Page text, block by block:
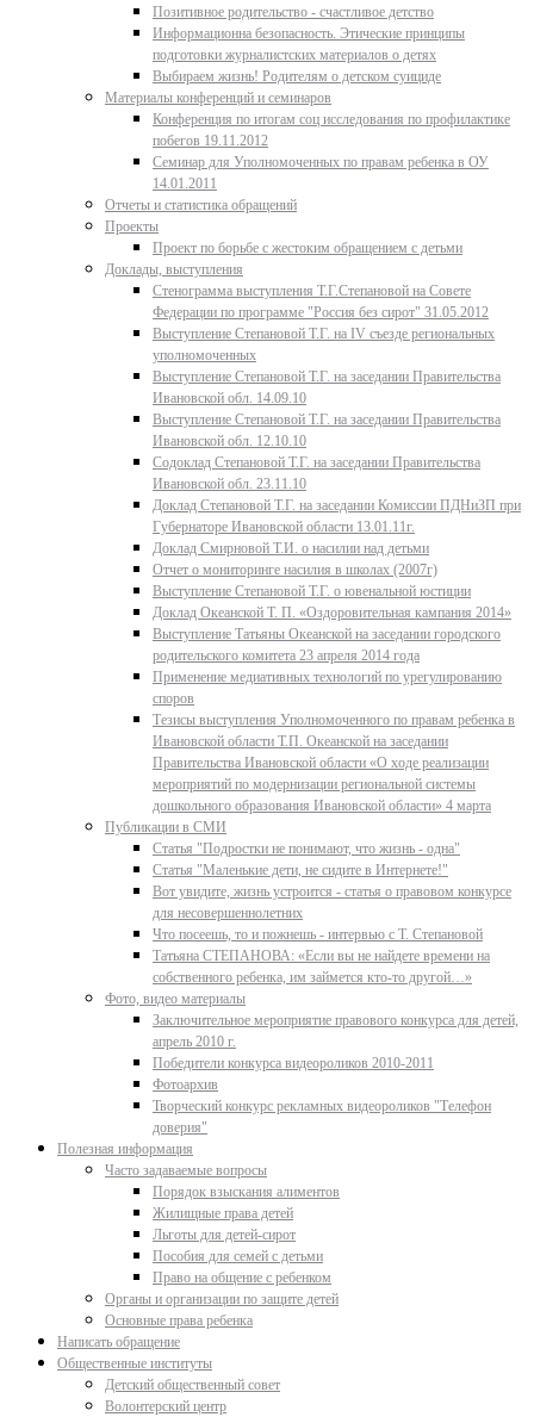
Позитивное родительство - счастливое детство
Информационна безопасность. Этические принципы
подготовки журналистских материалов о детях
Выбираем жизнь! Родителям о детском суициде
Материалы конференций и семинаров
Конференция по итогам соц исследования по профилактике
побегов 19.11.2012
Семинар для Уполномоченных по правам ребенка в ОУ
14.01.2011
Отчеты и статистика обращений
Проекты
Проект по борьбе с жестоким обращением с детьми
Доклады, выступления
Стенограмма выступления Т.Г.Степановой на Совете
Федерации по программе "Россия без сирот" 31.05.2012
Выступление Степановой Т.Г. на IV съезде региональных
уполномоченных
Выступление Степановой Т.Г. на заседании Правительства
Ивановской обл. 14.09.10
Выступление Степановой Т.Г. на заседании Правительства
Ивановской обл. 12.10.10
Содоклад Степановой Т.Г. на заседании Правительства
Ивановской обл. 23.11.10
Доклад Степановой Т.Г. на заседании Комиссии ПДНиЗП при
Губернаторе Ивановской области 13.01.11г.
Доклад Смирновой Т.И. о насилии над детьми
Отчет о мониторинге насилия в школах (2007г)
Выступление Степановой Т.Г. о ювенальной юстиции
Доклад Океанской Т. П. «Оздоровительная кампания 2014»
Выступление Татьяны Океанской на заседании городского
родительского комитета 23 апреля 2014 года
Применение медиативных технологий по урегулированию
споров
Тезисы выступления Уполномоченного по правам ребенка в
Ивановской области Т.П. Океанской на заседании
Правительства Ивановской области «О ходе реализации
мероприятий по модернизации региональной системы
дошкольного образования Ивановской области» 4 марта
Публикации в СМИ
Статья "Подростки не понимают, что жизнь - одна"
Статья "Маленькие дети, не сидите в Интернете!"
Вот увидите, жизнь устроится - статья о правовом конкурсе
для несовершеннолетних
Что посеешь, то и пожнешь - интервью с Т. Степановой
Татьяна СТЕПАНОВА: «Если вы не найдете времени на
собственного ребенка, им займется кто-то другой…»
Фото, видео материалы
Заключительное мероприятие правового конкурса для детей,
апрель 2010 г.
Победители конкурса видеороликов 2010-2011
Фотоархив
Творческий конкурс рекламных видеороликов "Телефон
доверия"
Полезная информация
Часто задаваемые вопросы
Порядок взыскания алиментов
Жилищные права детей
Льготы для детей-сирот
Пособия для семей с детьми
Право на общение с ребенком
Органы и организации по защите детей
Основные права ребенка
Написать обращение
Общественные институты
Детский общественный совет
Волонтерский центр